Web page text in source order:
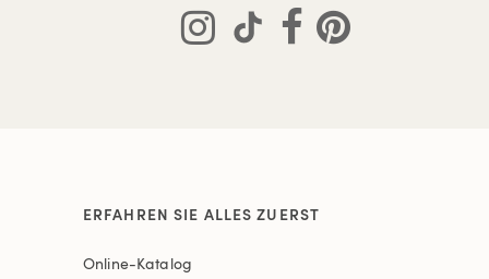
ERFAHREN SIE ALLES ZUERST
Online-Katalog